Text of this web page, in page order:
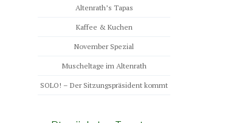
Altenrath’s Tapas
Kaffee & Kuchen
November Spezial
Muscheltage im Altenrath
SOLO! – Der Sitzungspräsident kommt